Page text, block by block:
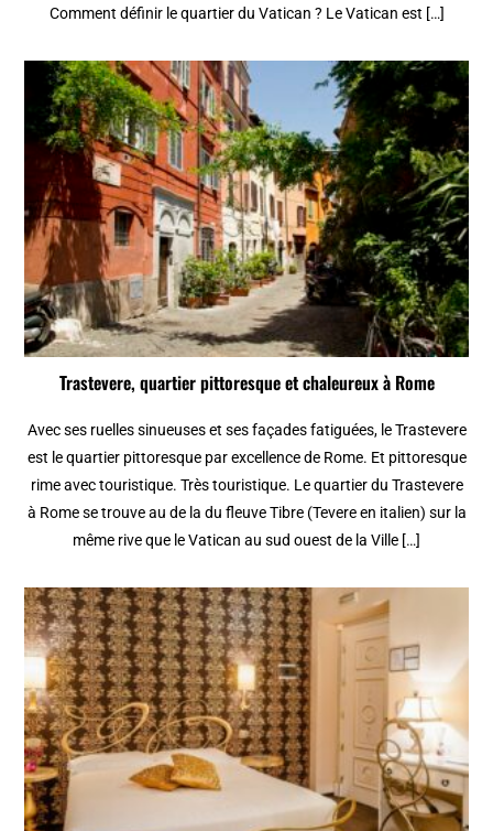
Comment définir le quartier du Vatican ? Le Vatican est […]
Trastevere, quartier pittoresque et chaleureux à Rome
Avec ses ruelles sinueuses et ses façades fatiguées, le Trastevere
est le quartier pittoresque par excellence de Rome. Et pittoresque
rime avec touristique. Très touristique. Le quartier du Trastevere
à Rome se trouve au de la du fleuve Tibre (Tevere en italien) sur la
même rive que le Vatican au sud ouest de la Ville […]